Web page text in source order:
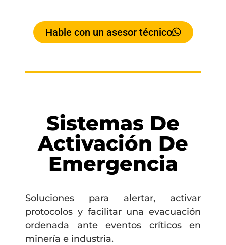
Hable con un asesor técnico
Sistemas De
Activación De
Emergencia
Soluciones para alertar, activar
protocolos y facilitar una evacuación
ordenada ante eventos críticos en
minería e industria.